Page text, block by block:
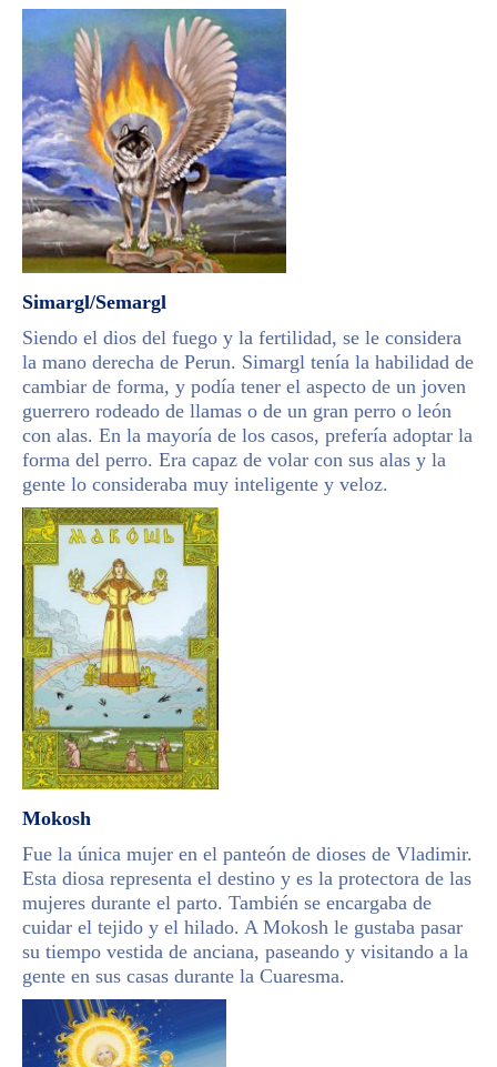
Simargl/Semargl
Siendo el dios del fuego y la fertilidad, se le considera
la mano derecha de Perun. Simargl tenía la habilidad de
cambiar de forma, y podía tener el aspecto de un joven
guerrero rodeado de llamas o de un gran perro o león
con alas. En la mayoría de los casos, prefería adoptar la
forma del perro. Era capaz de volar con sus alas y la
gente lo consideraba muy inteligente y veloz.
Mokosh
Fue la única mujer en el panteón de dioses de Vladimir.
Esta diosa representa el destino y es la protectora de las
mujeres durante el parto. También se encargaba de
cuidar el tejido y el hilado. A Mokosh le gustaba pasar
su tiempo vestida de anciana, paseando y visitando a la
gente en sus casas durante la Cuaresma.